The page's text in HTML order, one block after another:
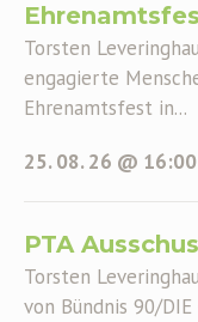
Torsten
engagierte
Ehrenamtsfest in...
25. 08. 26 @ 16:00
PTA
Torsten
von Bündnis 90/